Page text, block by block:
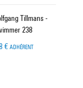
Tillmans -
238
€ ADHÉRENT